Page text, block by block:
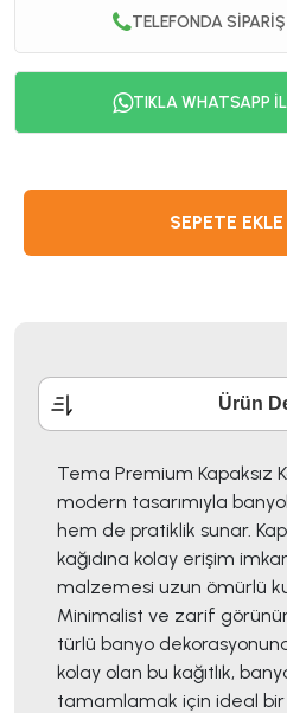
TELEFONDA
TIKLA WHATSAPP
SEPETE EKLE
Ürün
Tema Premium Kapaksız
modern tasarımıyla
hem de pratiklik sunar.
kağıdına kolay erişim
malzemesi uzun ömürlü
Minimalist ve zarif
türlü banyo
kolay olan bu kağıtlık,
tamamlamak için ideal